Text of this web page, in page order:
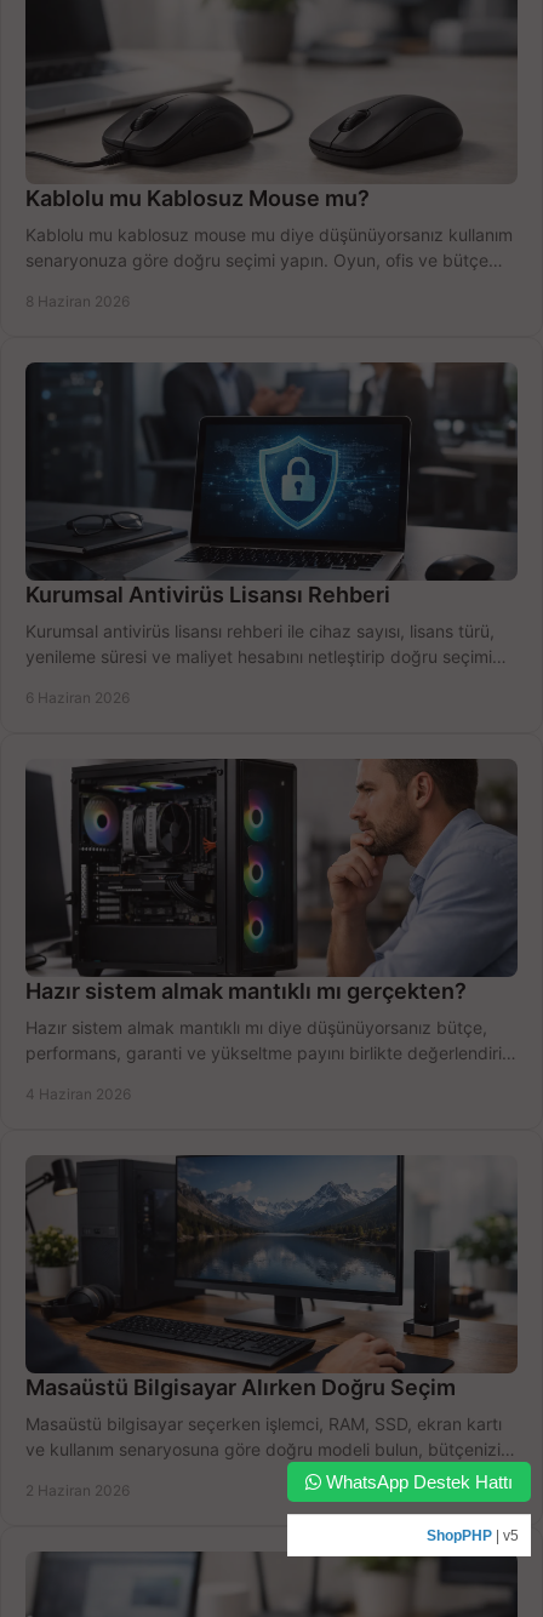
Kablolu mu Kablosuz Mouse mu?
Kablolu mu kablosuz mouse mu diye düşünüyorsanız kullanım
senaryonuza göre doğru seçimi yapın. Oyun, ofis ve bütçe
8 Haziran 2026
Kurumsal Antivirüs Lisansı Rehberi
Kurumsal antivirüs lisansı rehberi ile cihaz sayısı, lisans türü,
yenileme süresi ve maliyet hesabını netleştirip doğru seçimi
6 Haziran 2026
Hazır sistem almak mantıklı mı gerçekten?
Hazır sistem almak mantıklı mı diye düşünüyorsanız bütçe,
performans, garanti ve yükseltme payını birlikte değerlendirin,
4 Haziran 2026
Masaüstü Bilgisayar Alırken Doğru Seçim
Masaüstü bilgisayar seçerken işlemci, RAM, SSD, ekran kartı
ve kullanım senaryosuna göre doğru modeli bulun, bütçenizi
2 Haziran 2026 WhatsApp Destek Hattı
ShopPHP | v5